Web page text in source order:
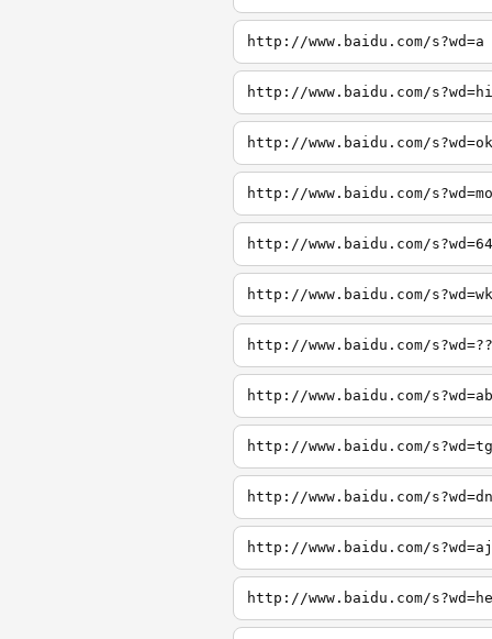
http://www.baidu.com/s?wd=a
http://www.baidu.com/s?wd=hi
http://www.baidu.com/s?wd=ok
http://www.baidu.com/s?wd=mo
http://www.baidu.com/s?wd=64
http://www.baidu.com/s?wd=wk
http://www.baidu.com/s?wd=??
http://www.baidu.com/s?wd=ab
http://www.baidu.com/s?wd=tg
http://www.baidu.com/s?wd=dn
http://www.baidu.com/s?wd=aj
http://www.baidu.com/